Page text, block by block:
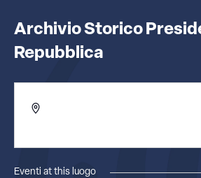
Archivio Storico
Repubblica
Indirizzo
Eventi at this luogo